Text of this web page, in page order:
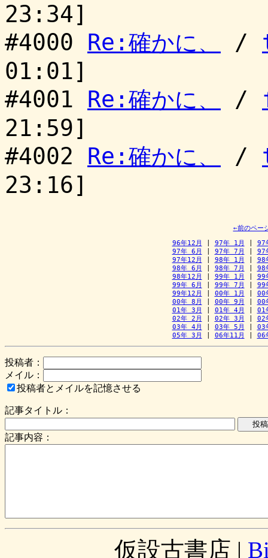
23:34]
#4000 Re:確かに、 /
01:01]
#4001 Re:確かに、 /
21:59]
#4002 Re:確かに、 /
23:16]
←前のペー
96年12月
97年 1月
97
97年 6月
97年 7月
97
97年12月
98年 1月
98
98年 6月
98年 7月
98
98年12月
99年 1月
99
99年 6月
99年 7月
99
99年12月
00年 1月
00
00年 8月
00年 9月
00
01年 3月
01年 4月
01
02年 2月
02年 3月
02
03年 4月
03年 5月
03
05年 3月
06年11月 06
投稿者：
メイル：
投稿者とメイルを記憶させる
記事タイトル：
記事内容：
仮設古書店 |